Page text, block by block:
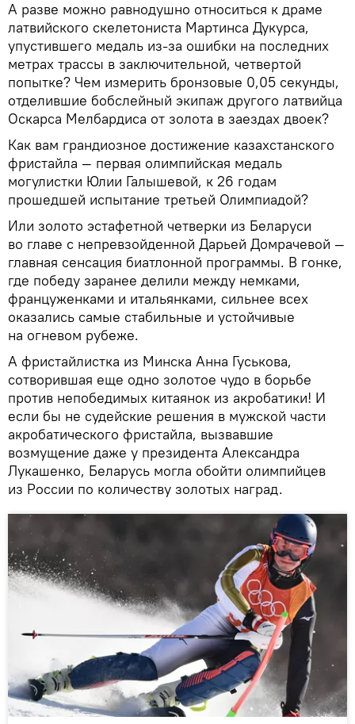
А разве можно равнодушно относиться к драме
латвийского скелетониста Мартинса Дукурса,
упустившего медаль из-за ошибки на последних
метрах трассы в заключительной, четвертой
попытке? Чем измерить бронзовые 0,05 секунды,
отделившие бобслейный экипаж другого латвийца
Оскарса Мелбардиса от золота в заездах двоек?
Как вам грандиозное достижение казахстанского
фристайла — первая олимпийская медаль
могулистки Юлии Галышевой, к 26 годам
прошедшей испытание третьей Олимпиадой?
Или золото эстафетной четверки из Беларуси
во главе с непревзойденной Дарьей Домрачевой —
главная сенсация биатлонной программы. В гонке,
где победу заранее делили между немками,
француженками и итальянками, сильнее всех
оказались самые стабильные и устойчивые
на огневом рубеже.
А фристайлистка из Минска Анна Гуськова,
сотворившая еще одно золотое чудо в борьбе
против непобедимых китаянок из акробатики! И
если бы не судейские решения в мужской части
акробатического фристайла, вызвавшие
возмущение даже у президента Александра
Лукашенко, Беларусь могла обойти олимпийцев
из России по количеству золотых наград.